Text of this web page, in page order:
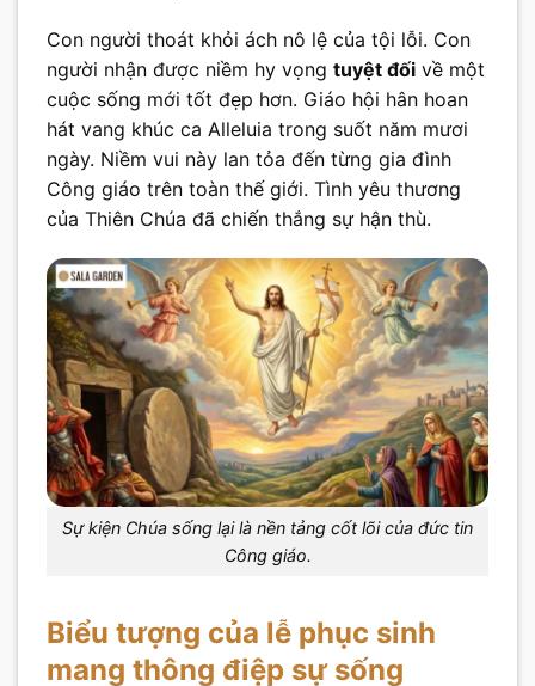
Con người thoát khỏi ách nô lệ của tội lỗi. Con
người nhận được niềm hy vọng tuyệt đối về một
cuộc sống mới tốt đẹp hơn. Giáo hội hân hoan
hát vang khúc ca Alleluia trong suốt năm mươi
ngày. Niềm vui này lan tỏa đến từng gia đình
Công giáo trên toàn thế giới. Tình yêu thương
của Thiên Chúa đã chiến thắng sự hận thù.
Sự kiện Chúa sống lại là nền tảng cốt lõi của đức tin
Công giáo.
Biểu tượng của lễ phục sinh
mang thông điệp sự sống